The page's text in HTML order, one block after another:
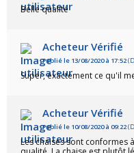
Belle qualité
Acheteur Vérifié
Publié le 13/08/2020 à 17:52
Super, exactement ce qu'il
Acheteur Vérifié
Publié le 10/08/2020 à 09:22
Les chaises sont conformes